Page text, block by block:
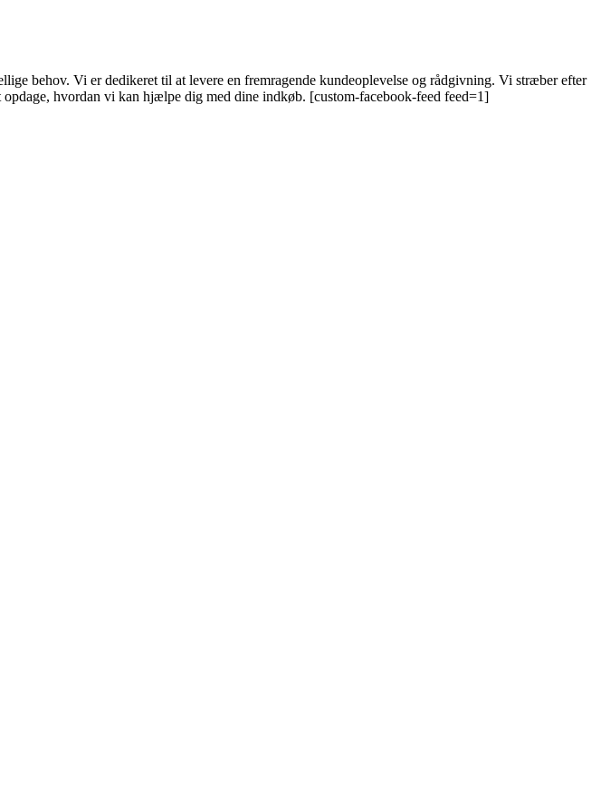
behov. Vi er dedikeret til at levere en fremragende kundeoplevelse og rådgivning. Vi stræber efter
hvordan vi kan hjælpe dig med dine indkøb. [custom-facebook-feed feed=1]